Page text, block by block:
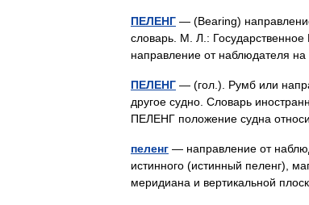
ПЕЛЕНГ — (Bearing)
словарь. М. Л.:
направление от наблюдателя
ПЕЛЕНГ — (гол.). Румб или
другое судно. Словарь
ПЕЛЕНГ положение судна
пеленг — направление от
истинного (истинный пеленг),
меридиана и вертикальной